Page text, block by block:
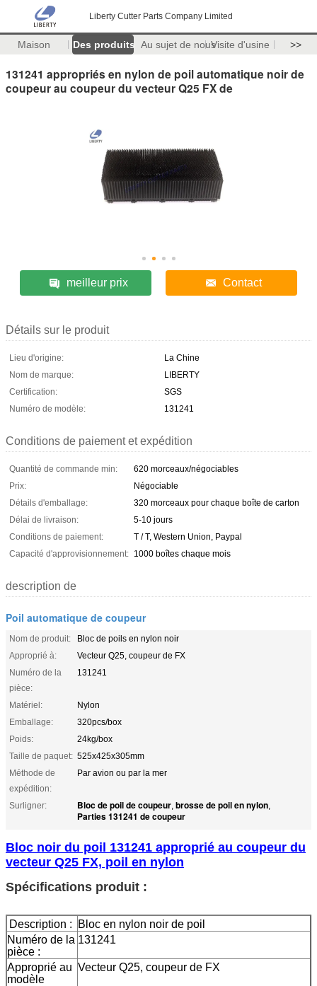
Liberty Cutter Parts Company Limited
Maison Des produits Au sujet de nousVisite d'usine >>
131241 appropriés en nylon de poil automatique noir de
coupeur au coupeur du vecteur Q25 FX de
meilleur prix Contact
Détails sur le produit
Lieu d'origine:
La Chine
Nom de marque:
LIBERTY
Certification:
SGS
Numéro de modèle:
131241
Conditions de paiement et expédition
Quantité de commande min:
620 morceaux/négociables
Prix:
Négociable
Détails d'emballage:
320 morceaux pour chaque boîte de carton
Délai de livraison:
5-10 jours
Conditions de paiement:
T / T, Western Union, Paypal
Capacité d'approvisionnement: 1000 boîtes chaque mois
description de
Poil automatique de coupeur
Nom de produit:
Bloc de poils en nylon noir
Approprié à:
Vecteur Q25, coupeur de FX
Numéro de la
pièce:
131241
Matériel:
Nylon
Emballage:
320pcs/box
Poids:
24kg/box
Taille de paquet: 525x425x305mm
Méthode de
expédition:
Par avion ou par la mer
Surligner: Bloc de poil de coupeur, brosse de poil en nylon,
Parties 131241 de coupeur
Bloc noir du poil 131241 approprié au coupeur du
vecteur Q25 FX, poil en nylon
Spécifications produit :
Description :
Bloc en nylon noir de poil
Numéro de la
pièce :
131241
Approprié au
modèle
Vecteur Q25, coupeur de FX